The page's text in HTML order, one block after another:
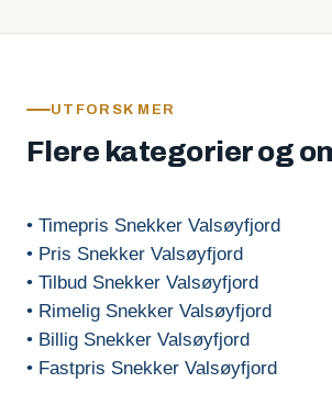
UTFORSK MER
Flere kategorier og
• Timepris Snekker Valsøyfjord
• Pris Snekker Valsøyfjord
• Tilbud Snekker Valsøyfjord
• Rimelig Snekker Valsøyfjord
• Billig Snekker Valsøyfjord
• Fastpris Snekker Valsøyfjord